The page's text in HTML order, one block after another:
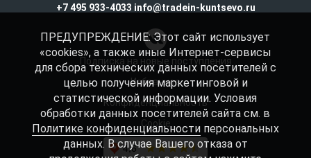
+7 495 933-4033 info@tradein-kuntsevo.ru
Подписка на новые поступления
Избранное
Конфиденциальность
Cookie
ПРЕДУПРЕЖДЕНИЕ: Этот сайт использует
«cookies», а также иные Интернет-сервисы
для сбора технических данных посетителей с
целью получения маркетинговой и
статистической информации. Условия
обработки данных посетителей сайта см. в
Политике конфиденциальностиперсональных
данных. В случае Вашего отказа от